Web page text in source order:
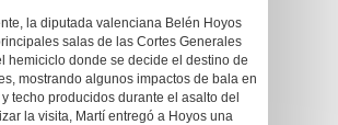
la diputada valenciana Belén Hoyos
salas de las Cortes Generales
hemiciclo donde se decide el destino de
mostrando algunos impactos de bala en
techo producidos durante el asalto del
la visita, Martí entregó a Hoyos una